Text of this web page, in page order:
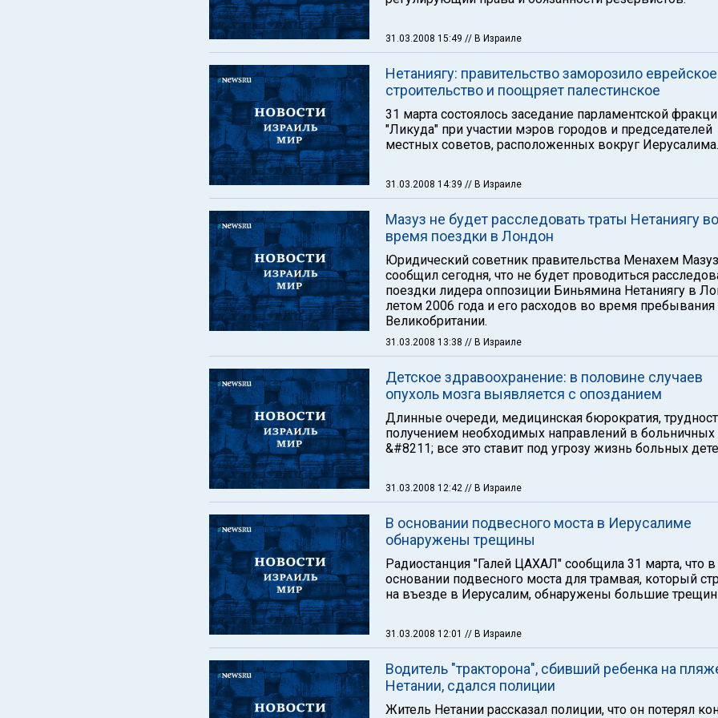
31.03.2008 15:49 // В Израиле
Нетаниягу: правительство заморозило еврейское
строительство и поощряет палестинское
31 марта состоялось заседание парламентской
"Ликуда" при участии мэров городов и председателей
местных советов, расположенных вокруг Иерусалима.
31.03.2008 14:39 // В Израиле
Мазуз не будет расследовать траты Нетаниягу во
время поездки в Лондон
Юридический советник правительства Менахем Мазуз
сообщил сегодня, что не будет проводиться
поездки лидера оппозиции Биньямина Нетаниягу в
летом 2006 года и его расходов во время пребывания
Великобритании.
31.03.2008 13:38 // В Израиле
Детское здравоохранение: в половине случаев
опухоль мозга выявляется с опозданием
Длинные очереди, медицинская бюрократия,
получением необходимых направлений в больничных
&#8211; все это ставит под угрозу жизнь больных
31.03.2008 12:42 // В Израиле
В основании подвесного моста в Иерусалиме
обнаружены трещины
Радиостанция "Галей ЦАХАЛ" сообщила 31 марта, что в
основании подвесного моста для трамвая, который
на въезде в Иерусалим, обнаружены большие
31.03.2008 12:01 // В Израиле
Водитель "тракторона", сбивший ребенка на
Нетании, сдался полиции
Житель Нетании рассказал полиции, что он потерял